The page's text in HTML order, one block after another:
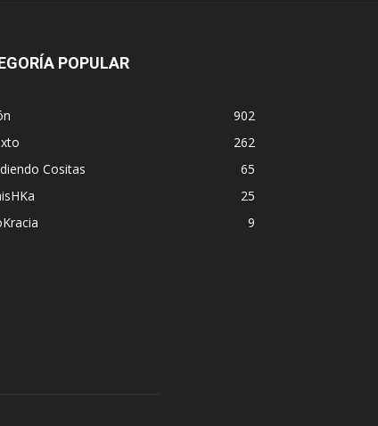
POPULAR
902
262
Cositas
65
25
9